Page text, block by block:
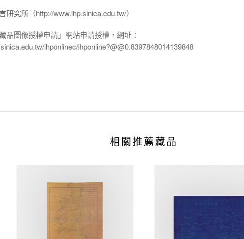
研究所（http://www.ihp.sinica.edu.tw/）
品圖像授權申請」網站申請授權，網址：
ihponlinec/ihponline?@@0.8397848014139848
相關推薦藏品